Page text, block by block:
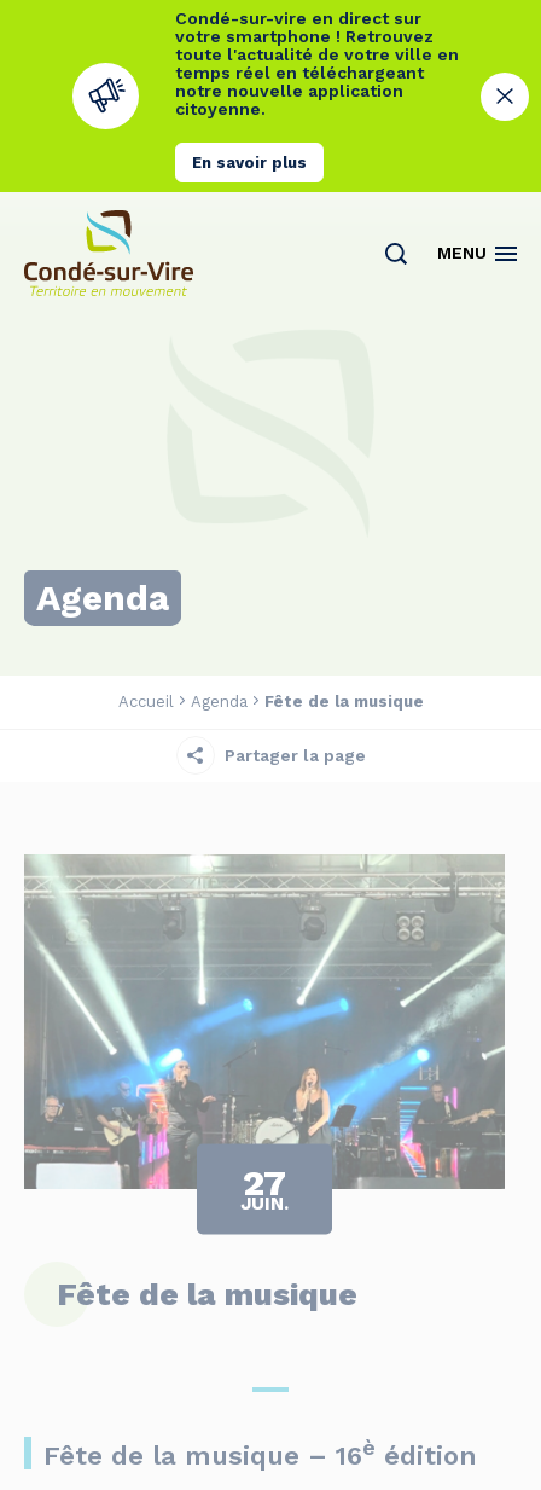
Condé-sur-vire en direct sur
votre smartphone ! Retrouvez
toute l'actualité de votre ville en
temps réel en téléchargeant
notre nouvelle application
citoyenne.
En savoir plus
MENU
Agenda
Accueil Agenda Fête de la musique
Partager la page
27
JUIN.
Fête de la musique
Fête de la musique – 16è édition
Cookies management panel